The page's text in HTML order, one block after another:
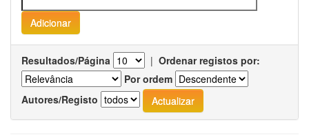
Resultados/Página | Ordenar registos por:
Por ordem
Autores/Registo